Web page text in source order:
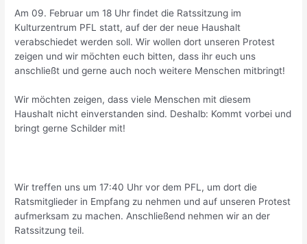
Am 09. Februar um 18 Uhr findet die Ratssitzung im
Kulturzentrum PFL statt, auf der der neue Haushalt
verabschiedet werden soll. Wir wollen dort unseren Protest
zeigen und wir möchten euch bitten, dass ihr euch uns
anschließt und gerne auch noch weitere Menschen mitbringt!
Wir möchten zeigen, dass viele Menschen mit diesem
Haushalt nicht einverstanden sind. Deshalb: Kommt vorbei und
bringt gerne Schilder mit!
Wir treffen uns um 17:40 Uhr vor dem PFL, um dort die
Ratsmitglieder in Empfang zu nehmen und auf unseren Protest
aufmerksam zu machen. Anschließend nehmen wir an der
Ratssitzung teil.